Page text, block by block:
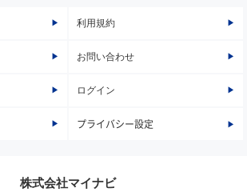
利用規約
お問い合わせ
ログイン
プライバシー設定
株式会社マイナビ